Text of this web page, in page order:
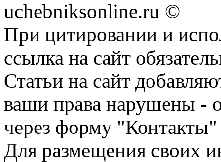
uchebniksonline.ru ©
При цитировании и
ссылка на сайт
Статьи на сайт
ваши права нарушены -
через форму "Контакты"
Для размещения своих